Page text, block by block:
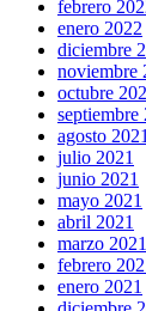
febrero
enero 2022
diciembre
noviembre
octubre
septiembre
agosto 2021
julio 2021
junio 2021
mayo 2021
abril 2021
marzo 2021
febrero
enero 2021